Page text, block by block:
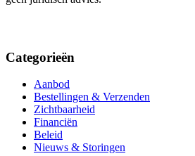
Categorieën
Aanbod
Bestellingen & Verzenden
Zichtbaarheid
Financiën
Beleid
Nieuws & Storingen